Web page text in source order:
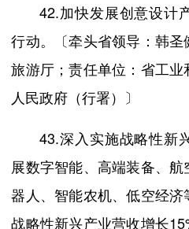
42.加快发展创意设计
行动。〔牵头省领导：韩
旅游厅；责任单位：省工业
人民政府（行署）〕
43.深入实施战略性新
展数字智能、高端装备、
器人、智能农机、低空经济
战略性新兴产业营收增长